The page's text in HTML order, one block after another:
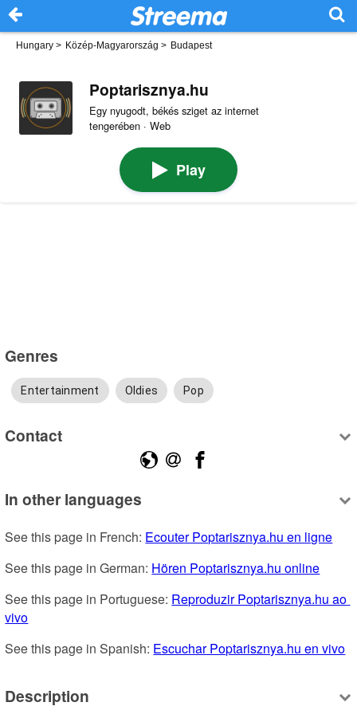
Hungary > Közép-Magyarország > Budapest
Poptarisznya.hu
Egy nyugodt, békés sziget az internet
tengerében · Web
Play
Genres
Entertainment Oldies Pop
Contact
In other languages
See this page in French: Ecouter Poptarisznya.hu en ligne
See this page in German: Hören Poptarisznya.hu online
See this page in Portuguese: Reproduzir Poptarisznya.hu ao
vivo
See this page in Spanish: Escuchar Poptarisznya.hu en vivo
Description